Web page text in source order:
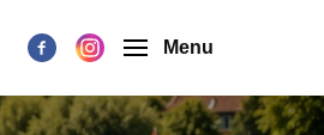
Menu